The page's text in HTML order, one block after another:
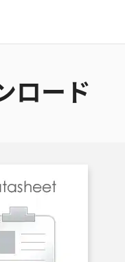
ロード